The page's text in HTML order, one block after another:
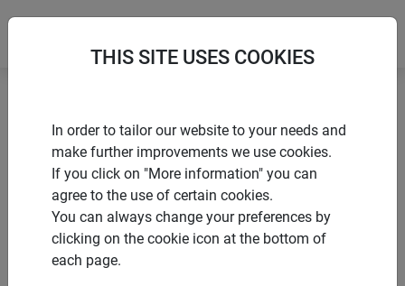
Accueil Tuteurs Treillage avec câble en acier inox
PRODUITS
THIS SITE USES COOKIES
In order to tailor our website to your needs and
make further improvements we use cookies.
If you click on "More information" you can
agree to the use of certain cookies.
You can always change your preferences by
clicking on the cookie icon at the bottom of
each page.